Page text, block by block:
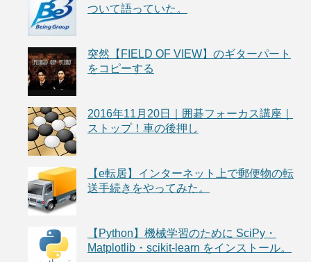
ついて語っていた。
突然【FIELD OF VIEW】のギターパート
をコピーする
2016年11月20日｜囲碁フォーカス講座｜
ストップ！車の後押し
【e転居】インターネット上で郵便物の転
送手続きをやってみた。
【Python】機械学習のために SciPy・
Matplotlib・scikit-learn をインストール。